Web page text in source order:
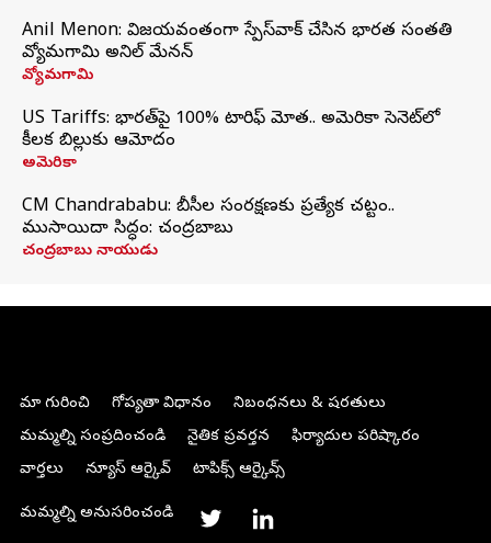
Anil Menon: విజయవంతంగా స్పేస్‌వాక్‌ చేసిన భారత సంతతి
వ్యోమగామి అనిల్‌ మేనన్
వ్యోమగామి
US Tariffs: భారత్‌పై 100% టారిఫ్‌ మోత.. అమెరికా సెనెట్‌లో
కీలక బిల్లుకు ఆమోదం
అమెరికా
CM Chandrababu: బీసీల సంరక్షణకు ప్రత్యేక చట్టం..
ముసాయిదా సిద్ధం: చంద్రబాబు
చంద్రబాబు నాయుడు
మా గురించి గోప్యతా విధానం
నిబంధనలు & షరతులు
మమ్మల్ని సంప్రదించండి
నైతిక ప్రవర్తన
ఫిర్యాదుల పరిష్కారం
వార్తలు
న్యూస్ ఆర్కైవ్ టాపిక్స్ ఆర్కైవ్స్
మమ్మల్ని అనుసరించండి